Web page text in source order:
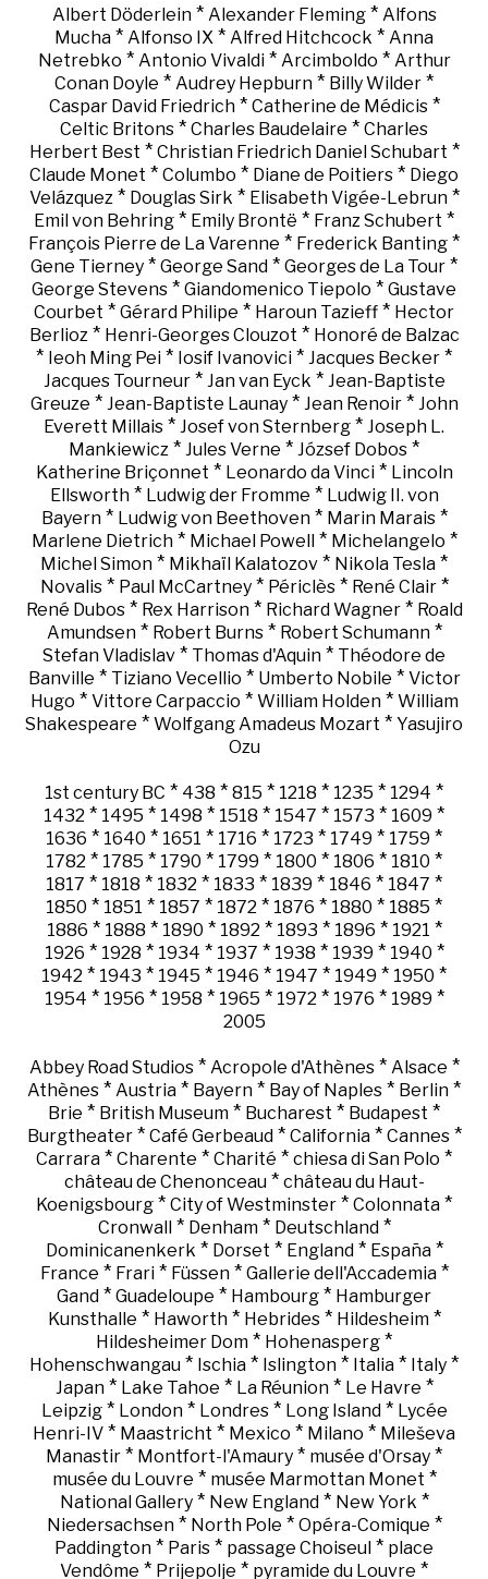
Albert Döderlein* Alexander Fleming* Alfons
Mucha * Alfonso IX * Alfred Hitchcock * Anna
Netrebko * Antonio Vivaldi* Arcimboldo * Arthur
Conan Doyle * Audrey Hepburn * Billy Wilder *
Caspar David Friedrich* Catherine de Médicis*
Celtic Britons * Charles Baudelaire * Charles
Herbert Best * Christian Friedrich Daniel Schubart *
Claude Monet * Columbo * Diane de Poitiers * Diego
Velázquez * Douglas Sirk * Elisabeth Vigée-Lebrun*
Emil von Behring * Emily Brontë * Franz Schubert *
François Pierre de La Varenne * Frederick Banting *
Gene Tierney * George Sand * Georges de La Tour *
George Stevens * Giandomenico Tiepolo * Gustave
Courbet * Gérard Philipe * Haroun Tazieff * Hector
Berlioz * Henri-Georges Clouzot * Honoré de Balzac
* Ieoh Ming Pei * Iosif Ivanovici * Jacques Becker *
Jacques Tourneur* Jan van Eyck * Jean-Baptiste
Greuze * Jean-Baptiste Launay* Jean Renoir* John
Everett Millais * Josef von Sternberg * Joseph L.
Mankiewicz * Jules Verne * József Dobos *
Katherine Briçonnet * Leonardo da Vinci* Lincoln
Ellsworth* Ludwig der Fromme * Ludwig II. von
Bayern* Ludwig von Beethoven* Marin Marais*
Marlene Dietrich* Michael Powell* Michelangelo *
Michel Simon * Mikhaïl Kalatozov * Nikola Tesla *
Novalis* Paul McCartney* Périclès* René Clair*
René Dubos* Rex Harrison* Richard Wagner* Roald
Amundsen* Robert Burns* Robert Schumann*
Stefan Vladislav * Thomas d'Aquin * Théodore de
Banville * Tiziano Vecellio * Umberto Nobile * Victor
Hugo * Vittore Carpaccio * William Holden* William
Shakespeare * Wolfgang Amadeus Mozart * Yasujiro
Ozu
1st century BC * 438 * 815 * 1218 * 1235 * 1294 *
1432 * 1495 * 1498 * 1518 * 1547 * 1573 * 1609 *
1636 * 1640 * 1651 * 1716 * 1723 * 1749 * 1759 *
1782 * 1785 * 1790 * 1799 * 1800 * 1806 * 1810 *
1817 * 1818 * 1832 * 1833 * 1839 * 1846 * 1847 *
1850 * 1851 * 1857 * 1872 * 1876 * 1880 * 1885 *
1886 * 1888 * 1890 * 1892 * 1893 * 1896 * 1921 *
1926 * 1928 * 1934 * 1937 * 1938 * 1939 * 1940 *
1942 * 1943 * 1945 * 1946 * 1947 * 1949 * 1950 *
1954 * 1956 * 1958 * 1965 * 1972 * 1976 * 1989 *
2005
Abbey Road Studios* Acropole d'Athènes* Alsace *
Athènes * Austria * Bayern * Bay of Naples * Berlin *
Brie * British Museum * Bucharest * Budapest *
Burgtheater* Café Gerbeaud* California* Cannes*
Carrara * Charente * Charité * chiesa di San Polo *
château de Chenonceau* château du Haut-
Koenigsbourg * City of Westminster * Colonnata *
Cronwall* Denham* Deutschland*
Dominicanenkerk * Dorset * England* España*
France * Frari* Füssen* Gallerie dell'Accademia*
Gand * Guadeloupe * Hambourg * Hamburger
Kunsthalle * Haworth* Hebrides* Hildesheim*
Hildesheimer Dom * Hohenasperg *
Hohenschwangau * Ischia * Islington * Italia * Italy *
Japan* Lake Tahoe * La Réunion* Le Havre *
Leipzig* London* Londres* Long Island* Lycée
Henri-IV * Maastricht * Mexico * Milano * Mileševa
Manastir * Montfort-l'Amaury * musée d'Orsay *
musée du Louvre * musée Marmottan Monet *
National Gallery* New England* New York *
Niedersachsen* North Pole * Opéra-Comique *
Paddington * Paris * passage Choiseul * place
Vendôme * Prijepolje * pyramide du Louvre *